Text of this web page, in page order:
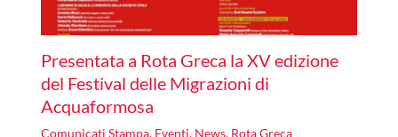
Presentata a Rota Greca la XV edizione
del Festival delle Migrazioni di
Acquaformosa
Comunicati Stampa, Eventi, News, Rota Greca